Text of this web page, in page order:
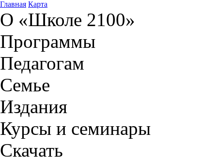
Главная Карта
О «Школе 2100»
Программы
Педагогам
Семье
Издания
Курсы и семинары
Скачать